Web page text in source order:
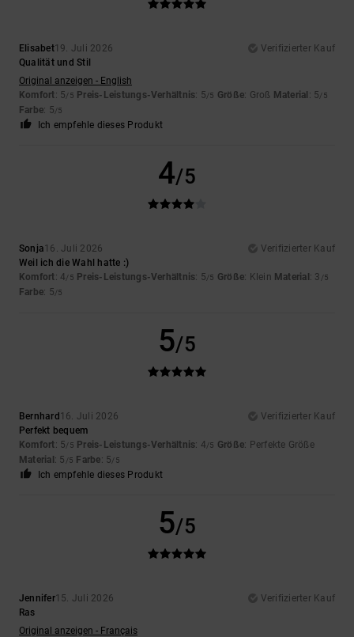
Elisabet19. Juli 2026
Verifizierter Kauf
Qualität und Stil
Original anzeigen - English
Komfort: 5/5 Preis-Leistungs-Verhältnis: 5/5 Größe: Groß Material : 5/5
Farbe: 5/5
Ich empfehle dieses Produkt
4/5
Sonja16. Juli 2026
Verifizierter Kauf
Weil ich die Wahl hatte :)
Komfort: 4/5 Preis-Leistungs-Verhältnis: 5/5 Größe: Klein Material: 3 /5
Farbe: 5/5
5/5
Bernhard16. Juli 2026
Verifizierter Kauf
Perfekt bequem
Komfort: 5/5 Preis-Leistungs-Verhältnis: 4/5 Größe: Perfekte Größe
Material: 5 /5 Farbe: 5/5
Ich empfehle dieses Produkt
5/5
Jennifer15. Juli 2026
Verifizierter Kauf
Ras
Original anzeigen - Français